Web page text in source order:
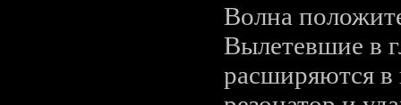
Волна
Вылетевшие в
расширяются в